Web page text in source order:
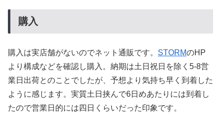
購入
購入は実店舗がないのでネット通販です。 STORMのHP
より構成などを確認し購入。納期は土日祝日を除く5-8営
業日出荷とのことでしたが、予想より気持ち早く到着した
ように感じます。実質土日挟んで6日めあたりには到着し
たので営業日的には四日くらいだった印象です。